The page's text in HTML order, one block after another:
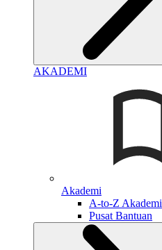
AKADEMI
Akademi
A-to-Z Akademi
Pusat Bantuan